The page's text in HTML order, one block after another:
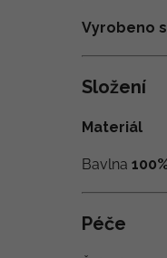
Vyrobeno
Složení
Materiál
Bavlna
Péče